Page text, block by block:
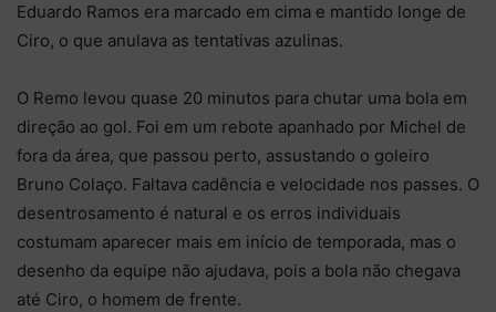
Eduardo Ramos era marcado em cima e mantido longe de
Ciro, o que anulava as tentativas azulinas.
O Remo levou quase 20 minutos para chutar uma bola em
direção ao gol. Foi em um rebote apanhado por Michel de
fora da área, que passou perto, assustando o goleiro
Bruno Colaço. Faltava cadência e velocidade nos passes. O
desentrosamento é natural e os erros individuais
costumam aparecer mais em início de temporada, mas o
desenho da equipe não ajudava, pois a bola não chegava
até Ciro, o homem de frente.